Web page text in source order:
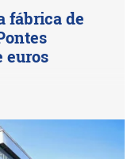
fábrica de
euros